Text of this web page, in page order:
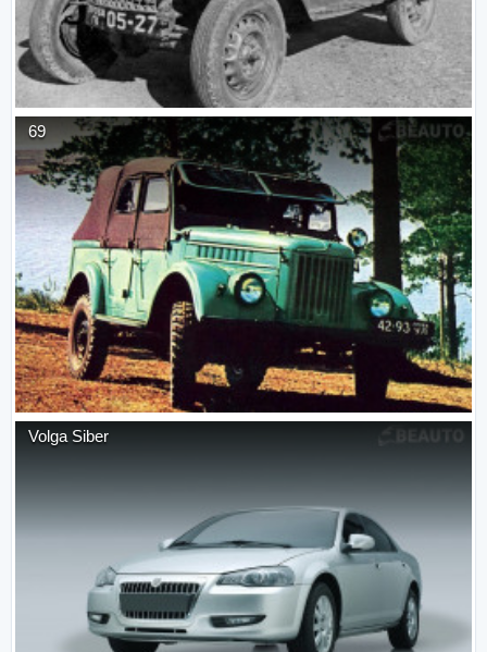
69
Volga Siber